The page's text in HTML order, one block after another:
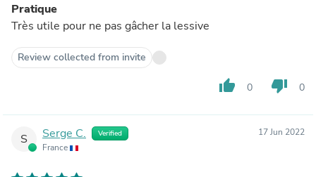
Pratique
Très utile pour ne pas gâcher la lessive
Review collected from invite
thumb_up 0 thumb_down 0
S Serge C. Verified
France
17 Jun 2022